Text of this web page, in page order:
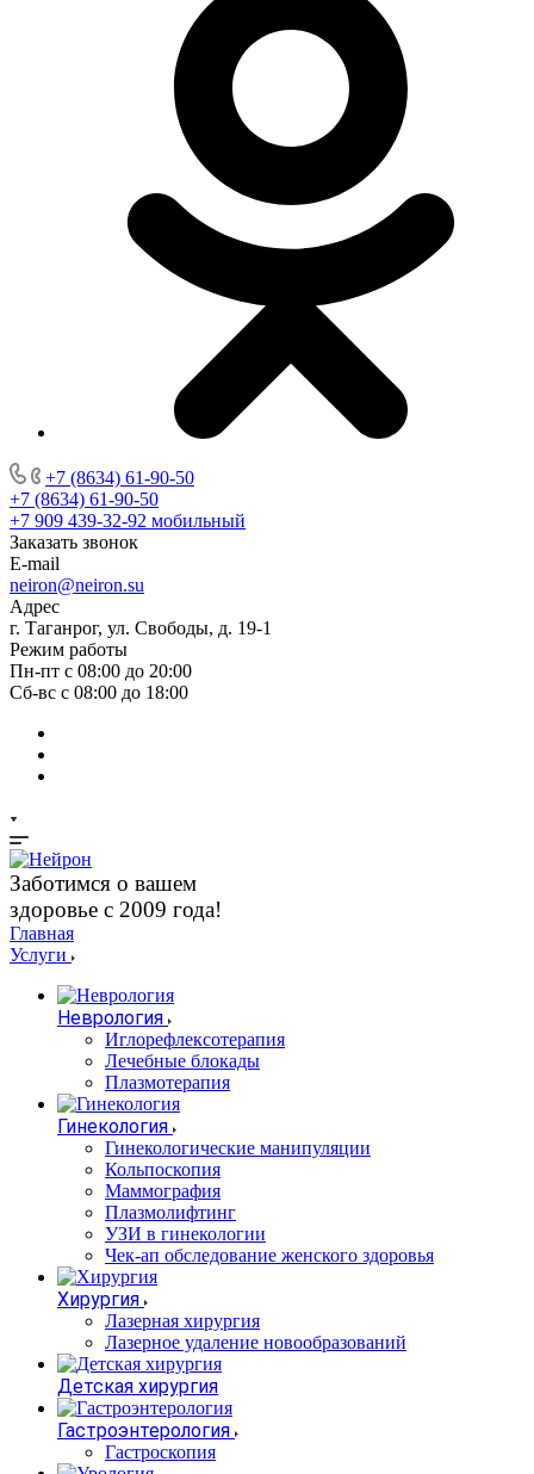
+7 (8634) 61-90-50
+7 (8634) 61-90-50
+7 909 439-32-92 мобильный
Заказать звонок
E-mail
neiron@neiron.su
Адрес
г. Таганрог, ул. Свободы, д. 19-1
Режим работы
Пн-пт с 08:00 до 20:00
Сб-вс с 08:00 до 18:00
Заботимся о вашем
здоровье с 2009 года!
Главная
Услуги
Неврология
Иглорефлексотерапия
Лечебные блокады
Плазмотерапия
Гинекология
Гинекологические манипуляции
Кольпоскопия
Маммография
Плазмолифтинг
УЗИ в гинекологии
Чек-ап обследование женского здоровья
Хирургия
Лазерная хирургия
Лазерное удаление новообразований
Детская хирургия
Гастроэнтерология
Гастроскопия